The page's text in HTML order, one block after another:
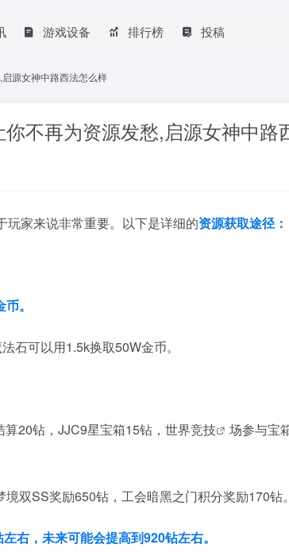
游戏设备 排行榜 投稿
源女神中路西法怎么样
不再为资源发愁,启源女神中路
玩家来说非常重要。以下是详细的资源获取途径：
币。
石可以用1.5k换取50W金币。
20钻，JJC9星宝箱15钻，世界竞技 场参与宝
双SS奖励650钻，工会暗黑之门积分奖励170钻。
右，未来可能会提高到920钻左右。